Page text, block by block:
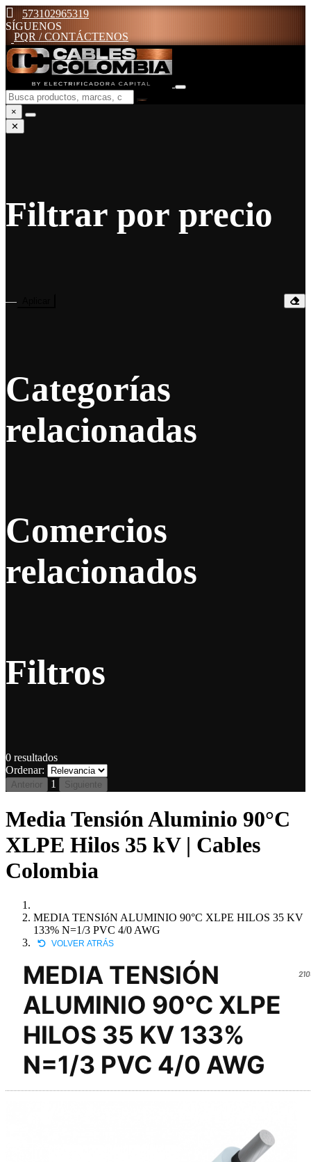
573102965319
SÍGUENOS
PQR / CONTÁCTENOS
×
✕
Filtrar por precio
—
Categorías
relacionadas
Comercios
relacionados
Filtros
0 resultados
Ordenar:
Anterior 1 Siguiente
Media Tensión Aluminio 90°C
XLPE Hilos 35 kV | Cables
Colombia
MEDIA TENSIóN ALUMINIO 90°C XLPE HILOS 35 KV
133% N=1/3 PVC 4/0 AWG
VOLVER ATRÁS
MEDIA TENSIÓN
ALUMINIO 90°C XLPE
HILOS 35 KV 133%
N=1/3 PVC 4/0 AWG